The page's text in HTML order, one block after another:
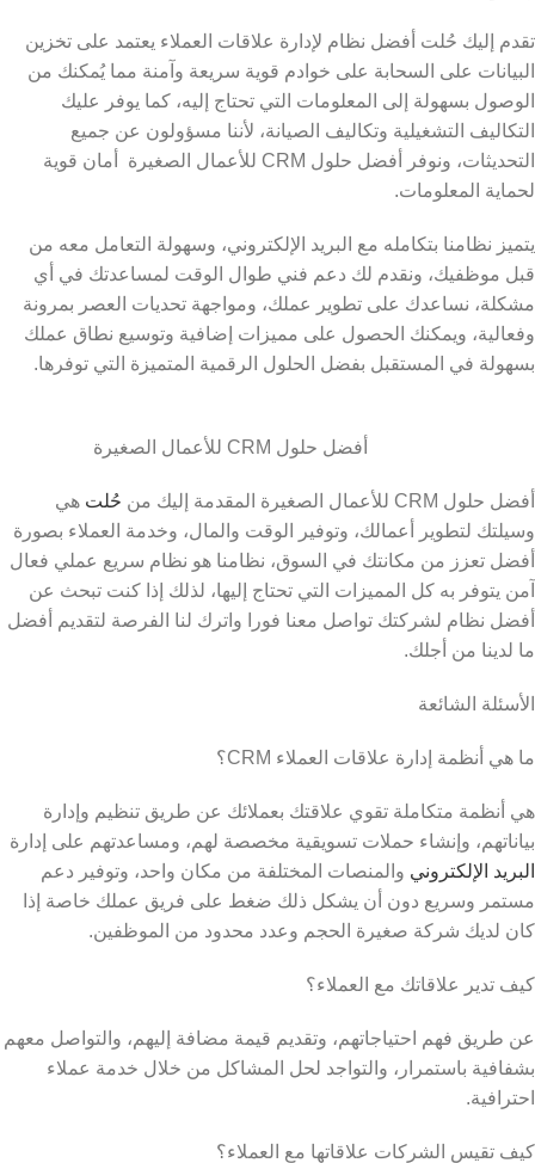
تقدم إليك حُلت أفضل نظام لإدارة علاقات العملاء يعتمد على تخزين
البيانات على السحابة على خوادم قوية سريعة وآمنة مما يُمكنك من
الوصول بسهولة إلى المعلومات التي تحتاج إليه، كما يوفر عليك
التكاليف التشغيلية وتكاليف الصيانة، لأننا مسؤولون عن جميع
التحديثات، ونوفر أفضل حلول CRM للأعمال الصغيرة أمان قوية
لحماية المعلومات.
يتميز نظامنا بتكامله مع البريد الإلكتروني، وسهولة التعامل معه من
قبل موظفيك، ونقدم لك دعم فني طوال الوقت لمساعدتك في أي
مشكلة، نساعدك على تطوير عملك، ومواجهة تحديات العصر بمرونة
وفعالية، ويمكنك الحصول على مميزات إضافية وتوسيع نطاق عملك
بسهولة في المستقبل بفضل الحلول الرقمية المتميزة التي توفرها.
أفضل حلول CRM للأعمال الصغيرة
أفضل حلول CRM للأعمال الصغيرة المقدمة إليك من حُلت هي
وسيلتك لتطوير أعمالك، وتوفير الوقت والمال، وخدمة العملاء بصورة
أفضل تعزز من مكانتك في السوق، نظامنا هو نظام سريع عملي فعال
آمن يتوفر به كل المميزات التي تحتاج إليها، لذلك إذا كنت تبحث عن
أفضل نظام لشركتك تواصل معنا فورا واترك لنا الفرصة لتقديم أفضل
ما لدينا من أجلك.
الأسئلة الشائعة
ما هي أنظمة إدارة علاقات العملاء CRM؟
هي أنظمة متكاملة تقوي علاقتك بعملائك عن طريق تنظيم وإدارة
بياناتهم، وإنشاء حملات تسويقية مخصصة لهم، ومساعدتهم على إدارة
البريد الإلكتروني والمنصات المختلفة من مكان واحد، وتوفير دعم
مستمر وسريع دون أن يشكل ذلك ضغط على فريق عملك خاصة إذا
كان لديك شركة صغيرة الحجم وعدد محدود من الموظفين.
كيف تدير علاقاتك مع العملاء؟
عن طريق فهم احتياجاتهم، وتقديم قيمة مضافة إليهم، والتواصل معهم
بشفافية باستمرار، والتواجد لحل المشاكل من خلال خدمة عملاء
احترافية.
كيف تقيس الشركات علاقاتها مع العملاء؟